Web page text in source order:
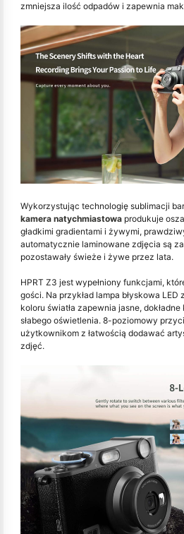
zmniejsza ilość odpadów i zapewnia
Wykorzystując technologię sublimacji
kamera natychmiastowa produkuje
gładkimi gradientami i żywymi,
automatycznie laminowane zdjęcia są
pozostawały świeże i żywe przez lata.
HPRT Z3 jest wypełniony funkcjami,
gości. Na przykład lampa błyskowa LED
koloru światła zapewnia jasne,
słabego oświetlenia. 8-poziomowy
użytkownikom z łatwością dodawać
zdjęć.